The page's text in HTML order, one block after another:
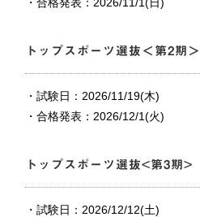
トップスポーツ選抜＜第2期＞
・試験日：2026/11/19(木)
・合格発表：2026/12/1(火)
トップスポーツ選抜<第3期>
・試験日：2026/12/12(土)